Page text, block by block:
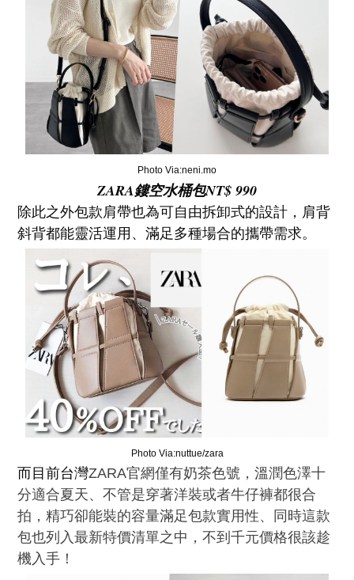
Photo Via:neni.mo
ZARA鏤空水桶包NT$ 990
除此之外包款肩帶也為可自由拆卸式的設計，肩背
斜背都能靈活運用、滿足多種場合的攜帶需求。
Photo Via:nuttue/zara
而目前台灣ZARA官網僅有奶茶色號，溫潤色澤十
分適合夏天、不管是穿著洋裝或者牛仔褲都很合
拍，精巧卻能裝的容量滿足包款實用性、同時這款
包也列入最新特價清單之中，不到千元價格很該趁
機入手！